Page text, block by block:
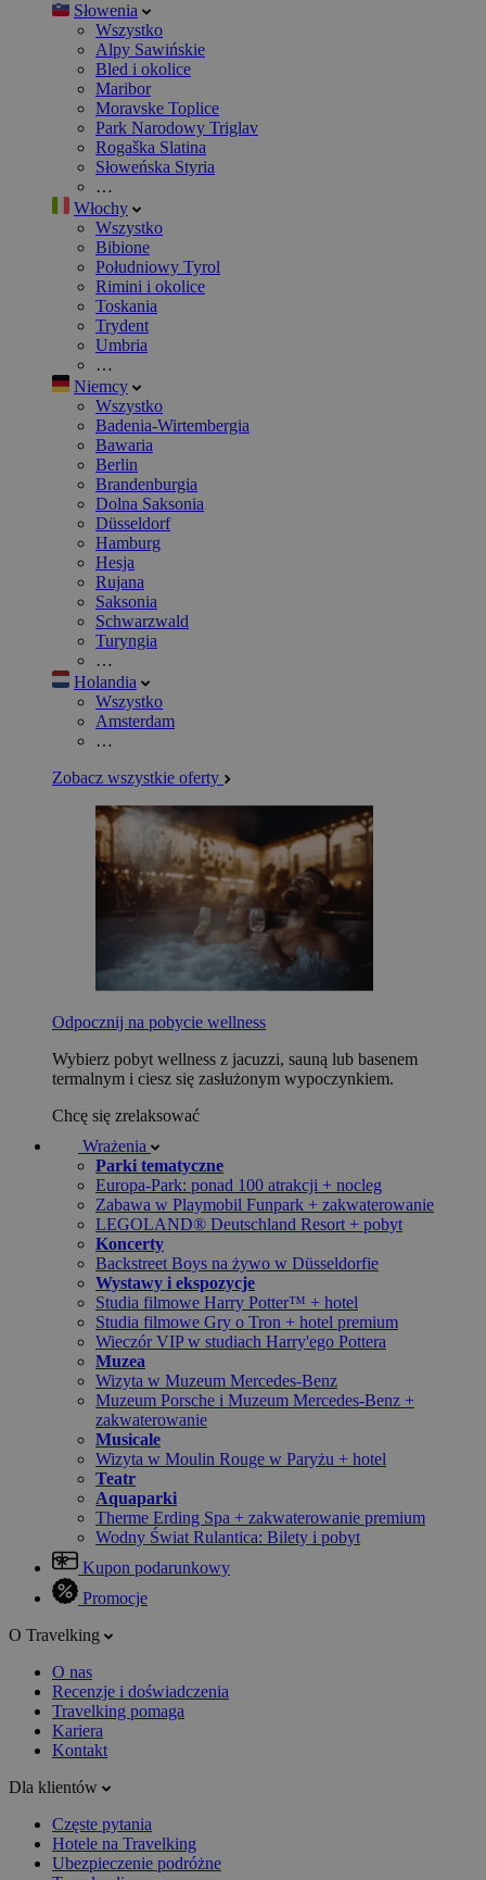
Słowenia
Wszystko
Alpy Sawińskie
Bled i okolice
Maribor
Moravske Toplice
Park Narodowy Triglav
Rogaška Slatina
Słoweńska Styria
…
Włochy
Wszystko
Bibione
Południowy Tyrol
Rimini i okolice
Toskania
Trydent
Umbria
…
Niemcy
Wszystko
Badenia-Wirtembergia
Bawaria
Berlin
Brandenburgia
Dolna Saksonia
Düsseldorf
Hamburg
Hesja
Rujana
Saksonia
Schwarzwald
Turyngia
…
Holandia
Wszystko
Amsterdam
…
Zobacz wszystkie oferty
Odpocznij na pobycie wellness
Wybierz pobyt wellness z jacuzzi, sauną lub basenem
termalnym i ciesz się zasłużonym wypoczynkiem.
Chcę się zrelaksować
Wrażenia
Parki tematyczne
Europa-Park: ponad 100 atrakcji + nocleg
Zabawa w Playmobil Funpark + zakwaterowanie
LEGOLAND® Deutschland Resort + pobyt
Koncerty
Backstreet Boys na żywo w Düsseldorfie
Wystawy i ekspozycje
Studia filmowe Harry Potter™ + hotel
Studia filmowe Gry o Tron + hotel premium
Wieczór VIP w studiach Harry'ego Pottera
Muzea
Wizyta w Muzeum Mercedes-Benz
Muzeum Porsche i Muzeum Mercedes-Benz +
zakwaterowanie
Musicale
Wizyta w Moulin Rouge w Paryżu + hotel
Teatr
Aquaparki
Therme Erding Spa + zakwaterowanie premium
Wodny Świat Rulantica: Bilety i pobyt
Kupon podarunkowy
Promocje
O Travelking
O nas
Recenzje i doświadczenia
Travelking pomaga
Kariera
Kontakt
Dla klientów
Częste pytania
Hotele na Travelking
Ubezpieczenie podróżne